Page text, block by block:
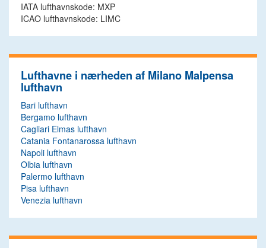
IATA lufthavnskode: MXP
ICAO lufthavnskode: LIMC
Lufthavne i nærheden af Milano Malpensa
lufthavn
Bari lufthavn
Bergamo lufthavn
Cagliari Elmas lufthavn
Catania Fontanarossa lufthavn
Napoli lufthavn
Olbia lufthavn
Palermo lufthavn
Pisa lufthavn
Venezia lufthavn